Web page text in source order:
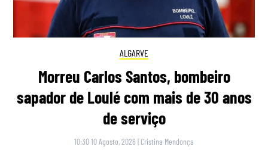
ALGARVE
Morreu Carlos Santos, bombeiro
sapador de Loulé com mais de 30 anos
de serviço
10:30 10 Agosto, 2026 | Cristina Mendonça